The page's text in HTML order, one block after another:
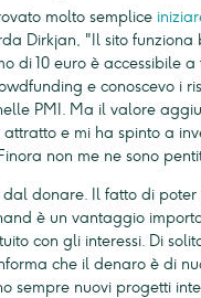
molto semplice
Dirkjan, "Il sito funziona
di 10 euro è accessibile a
e conoscevo i
PMI. Ma il valore
e mi ha spinto a
non me ne sono
dal donare. Il fatto di
è un vantaggio
con gli interessi. Di
che il denaro è di
sempre nuovi progetti